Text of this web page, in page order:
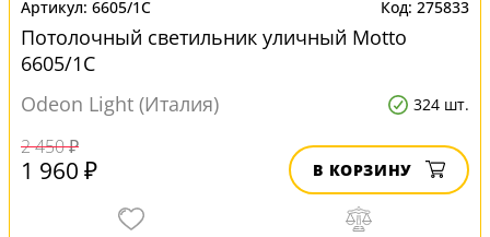
6605/1C 275833
Потолочный светильник уличный Motto
6605/1C
Odeon Light (Италия)
324 шт.
2 450 ₽
1 960 ₽ В КОРЗИНУ